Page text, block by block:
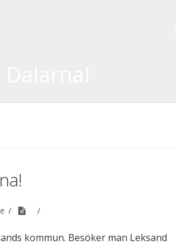
för
–
kommun. Besöker man Leksand